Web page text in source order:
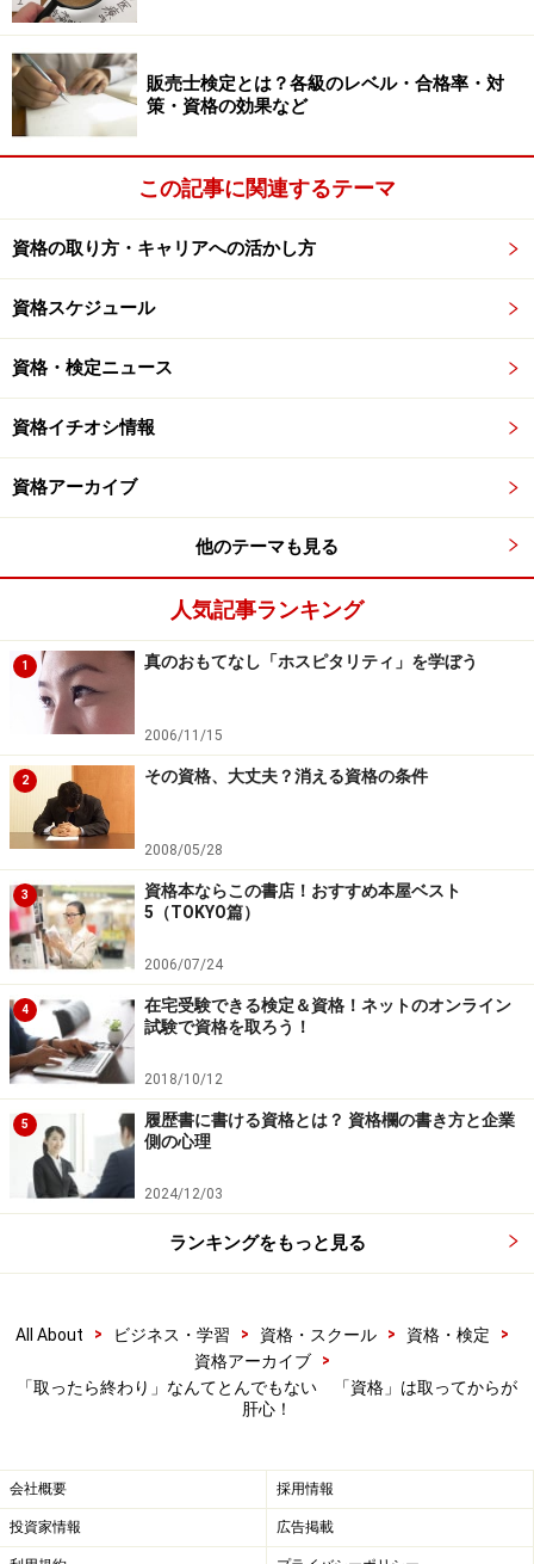
販売士検定とは？各級のレベル・合格率・対
策・資格の効果など
この記事に関連するテーマ
資格の取り方・キャリアへの活かし方
資格スケジュール
資格・検定ニュース
資格イチオシ情報
資格アーカイブ
他のテーマも見る
人気記事ランキング
1 真のおもてなし「ホスピタリティ」を学ぼう
2006/11/15
2 その資格、大丈夫？消える資格の条件
2008/05/28
3
資格本ならこの書店！おすすめ本屋ベスト
5（TOKYO篇）
2006/07/24
4
在宅受験できる検定＆資格！ネットのオンライン
試験で資格を取ろう！
2018/10/12
5
履歴書に書ける資格とは？ 資格欄の書き方と企業
側の心理
2024/12/03
ランキングをもっと見る
All About > ビジネス・学習 > 資格・スクール > 資格・検定
>
資格アーカイブ
>
「取ったら終わり」なんてとんでもない 「資格」は取ってからが
肝心！
会社概要 採用情報
投資家情報 広告掲載